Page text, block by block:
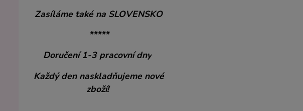
Zasíláme také na SLOVENSKO
*****
Doručení 1-3 pracovní dny
Každý den naskladňujeme nové
zboží!